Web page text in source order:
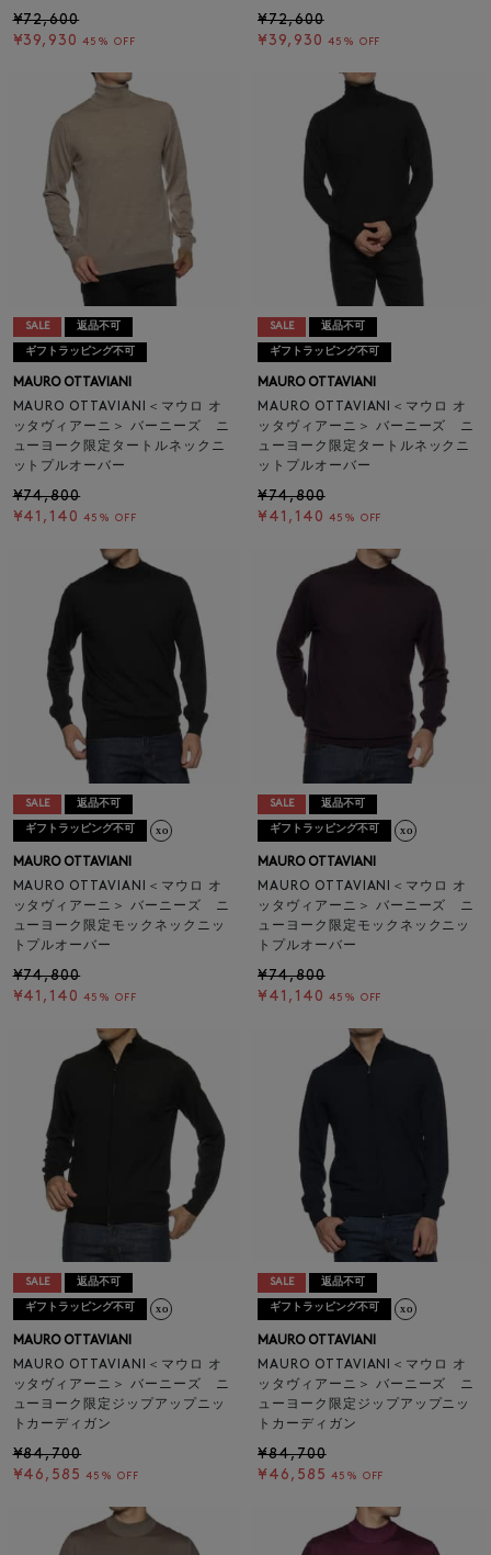
¥72,600
¥39,930 45% OFF
¥72,600
¥39,930 45% OFF
SALE 返品不可
ギフトラッピング不可
MAURO OTTAVIANI
MAURO OTTAVIANI＜マウロ オ
ッタヴィアーニ＞ バーニーズ ニ
ューヨーク限定タートルネックニ
ットプルオーバー
¥74,800
¥41,140 45% OFF
SALE 返品不可
ギフトラッピング不可
MAURO OTTAVIANI
MAURO OTTAVIANI＜マウロ オ
ッタヴィアーニ＞ バーニーズ ニ
ューヨーク限定タートルネックニ
ットプルオーバー
¥74,800
¥41,140 45% OFF
SALE 返品不可
ギフトラッピング不可
MAURO OTTAVIANI
MAURO OTTAVIANI＜マウロ オ
ッタヴィアーニ＞ バーニーズ ニ
ューヨーク限定モックネックニッ
トプルオーバー
¥74,800
¥41,140 45% OFF
SALE 返品不可
ギフトラッピング不可
MAURO OTTAVIANI
MAURO OTTAVIANI＜マウロ オ
ッタヴィアーニ＞ バーニーズ ニ
ューヨーク限定モックネックニッ
トプルオーバー
¥74,800
¥41,140 45% OFF
SALE 返品不可
ギフトラッピング不可
MAURO OTTAVIANI
MAURO OTTAVIANI＜マウロ オ
ッタヴィアーニ＞ バーニーズ ニ
ューヨーク限定ジップアップニッ
トカーディガン
¥84,700
¥46,585 45% OFF
SALE 返品不可
ギフトラッピング不可
MAURO OTTAVIANI
MAURO OTTAVIANI＜マウロ オ
ッタヴィアーニ＞ バーニーズ ニ
ューヨーク限定ジップアップニッ
トカーディガン
¥84,700
¥46,585 45% OFF